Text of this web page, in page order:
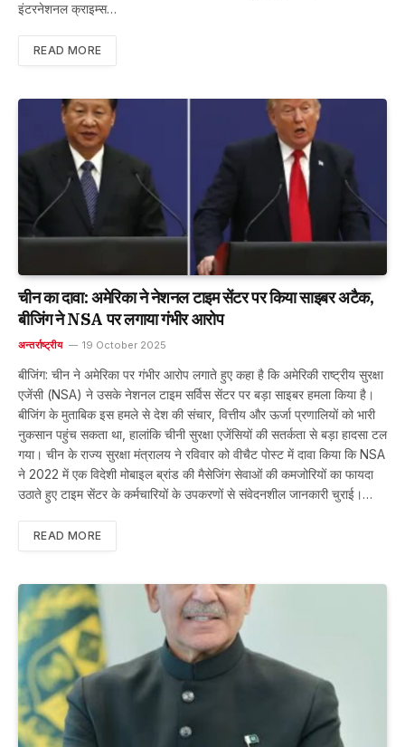
इंटरनेशनल क्राइम्स…
READ MORE
चीन का दावा: अमेरिका ने नेशनल टाइम सेंटर पर किया साइबर अटैक,
बीजिंग ने NSA पर लगाया गंभीर आरोप
अन्तर्राष्ट्रीय 19 October 2025
बीजिंग: चीन ने अमेरिका पर गंभीर आरोप लगाते हुए कहा है कि अमेरिकी राष्ट्रीय सुरक्षा
एजेंसी (NSA) ने उसके नेशनल टाइम सर्विस सेंटर पर बड़ा साइबर हमला किया है।
बीजिंग के मुताबिक इस हमले से देश की संचार, वित्तीय और ऊर्जा प्रणालियों को भारी
नुकसान पहुंच सकता था, हालांकि चीनी सुरक्षा एजेंसियों की सतर्कता से बड़ा हादसा टल
गया। चीन के राज्य सुरक्षा मंत्रालय ने रविवार को वीचैट पोस्ट में दावा किया कि NSA
ने 2022 में एक विदेशी मोबाइल ब्रांड की मैसेजिंग सेवाओं की कमजोरियों का फायदा
उठाते हुए टाइम सेंटर के कर्मचारियों के उपकरणों से संवेदनशील जानकारी चुराई।…
READ MORE